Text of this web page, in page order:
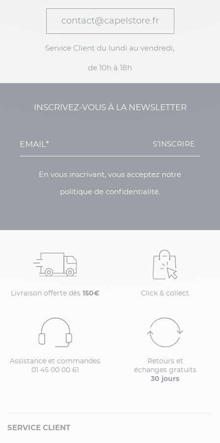
contact@capelstore.fr
Service Client du lundi au vendredi,
de 10h à 18h
INSCRIVEZ-VOUS À LA NEWSLETTER
S'INSCRIRE
En vous inscrivant, vous acceptez notre
politique de confidentialité.
Livraison offerte dès 150€ Click & collect
Assistance et commandes
01 45 00 00 61
Retours et
échanges gratuits
30 jours
SERVICE CLIENT